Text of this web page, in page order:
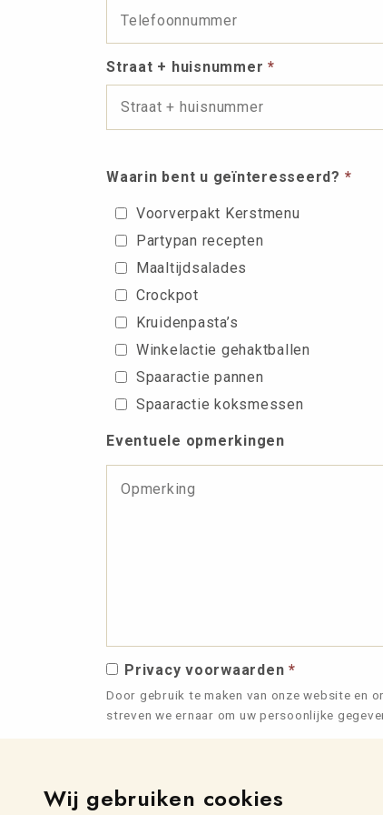
Wij gebruiken cookies
Straat + huisnummer *
Waarin bent u geïnteresseerd? *
Voorverpakt Kerstmenu
Partypan recepten
Maaltijdsalades
Crockpot
Kruidenpasta’s
Winkelactie gehaktballen
Spaaractie pannen
Spaaractie koksmessen
Eventuele opmerkingen
Privacy voorwaarden *
Door gebruik te maken van onze website en
streven we ernaar om uw persoonlijke
Mis geen enkel nieuws, aanbiedingen en
rechtstreeks in uw inbox.